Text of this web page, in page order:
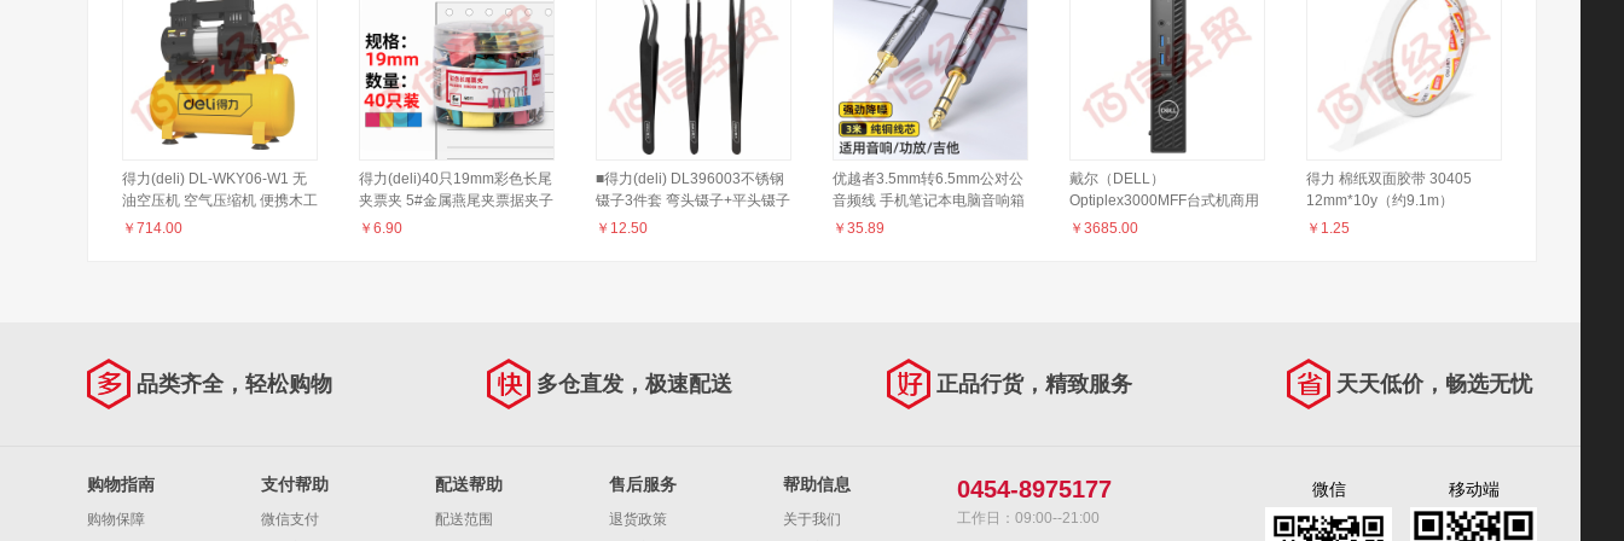
得力(deli) DL-WKY06-W1 无
油空压机 空气压缩机 便携木工
吹尘打钉枪
￥ 714.00
得力(deli)40只19mm彩色长尾
夹票夹 5#金属燕尾夹票据夹子
文件夹 办公用品 8555
￥ 6.90
■得力(deli) DL396003不锈钢
镊子3件套 弯头镊子+平头镊子
+尖头镊子应急常备
￥ 12.50
优越者3.5mm转6.5mm公对公
音频线 手机笔记本电脑音响箱
连接线6.35功放调音台转换线
￥ 35.89
戴尔（DELL）
Optiplex3000MFF台式机商用
办公电脑主机 I5-12500T 8G
￥ 3685.00
得力 棉纸双面胶带 30405
12mm*10y（约9.1m）
*80um(白) 起订量300袋 (1卷/
￥ 1.25
品类齐全，轻松购物 多仓直发，极速配送 正品行货，精致服务 天天低价，畅选无忧
购物指南
购物保障
支付帮助
微信支付
配送帮助
配送范围
售后服务
退货政策
帮助信息
关于我们
0454-8975177
工作日：09:00--21:00
微信 移动端